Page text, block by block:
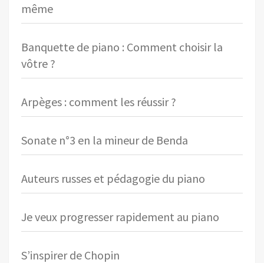
même
Banquette de piano : Comment choisir la
vôtre ?
Arpèges : comment les réussir ?
Sonate n°3 en la mineur de Benda
Auteurs russes et pédagogie du piano
Je veux progresser rapidement au piano
S’inspirer de Chopin